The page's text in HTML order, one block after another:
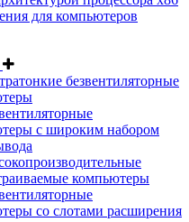
для компьютеров
безвентиляторные
с широким набором
компьютеры
со слотами расширения